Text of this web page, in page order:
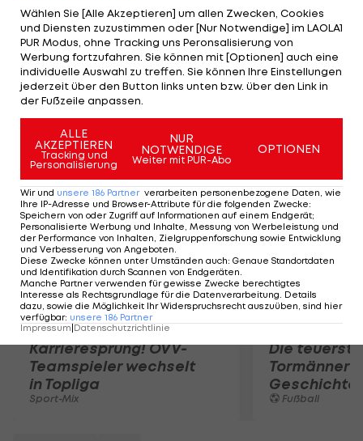
Almer unter Vertrag steht, eine Geldstrafe von
100.000 Euro zahlen. Das DFB-Sportgericht ahndet
damit die Ausschreitungen im Relegations-
Rückspiel gegen Hertha BSC. Die Berliner werden
mit einem Zuschauer-Teilausschluss sowie einer
Geldbuße von 50.000 Euro bestraft.
Mehr zum Thema
Karrieresprung! ÖVV-
Teamspieler wechselt
in Topliga
Sport-Mix
Die
Tormänner
Geschichte
Fußball
Wählen Sie [Alle Akzeptieren] um allen Zwecken, Cookies
und Diensten zuzustimmen oder [Nur Notwendige] im LAOLA1
PUR Modus, ohne Tracking uns Peronsalisierung von
Werbung fortzufahren. Sie können mit [Optionen] auch eine
individuelle Auswahl zu treffen. Sie können Ihre Einstellungen
jederzeit über den Button links unten bzw. über den Link in
der Fußzeile anpassen.
ALLE
AKZEPTIEREN
Tracking und
Personalisierung
NUR
NOTWENDIGE
Weiter mit PUR-Abo
OPTIONEN
Wir und unsere 186 Partner verarbeiten personenbezogene Daten, wie
Ihre IP-Adresse und Browser-Attribute für die folgenden Zwecke:
Speichern von oder Zugriff auf Informationen auf einem Endgerät;
Personalisierte Werbung und Inhalte, Messung von Werbeleistung und
der Performance von Inhalten, Zielgruppenforschung sowie Entwicklung
und Verbesserung von Angeboten.
Diese Zwecke können unter Umständen auch: Genaue Standortdaten
und Identifikation durch Scannen von Endgeräten.
Manche Partner verwenden für gewisse Zwecke berechtigtes
Interesse als Rechtsgrundlage für die Datenverarbeitung. Details
dazu, sowie die Möglichkeit Ihr Widerspruchsrecht auszuüben, sind hier
verfügbar: unsere 186 Partner
Impressum Datenschutzrichtlinie